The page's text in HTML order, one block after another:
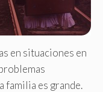
en situaciones en
familia es grande.